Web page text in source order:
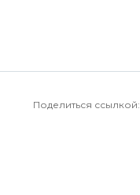
Поделиться ссылкой: